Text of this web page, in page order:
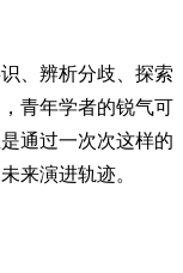
、辨析分歧、探索
青年学者的锐气可
通过一次次这样的
来演进轨迹。